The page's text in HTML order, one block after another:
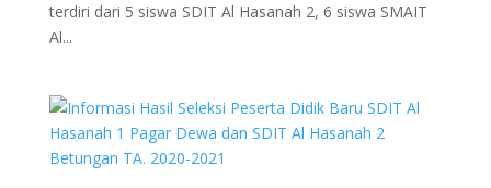
terdiri dari 5 siswa SDIT Al Hasanah 2, 6 siswa SMAIT
Al...